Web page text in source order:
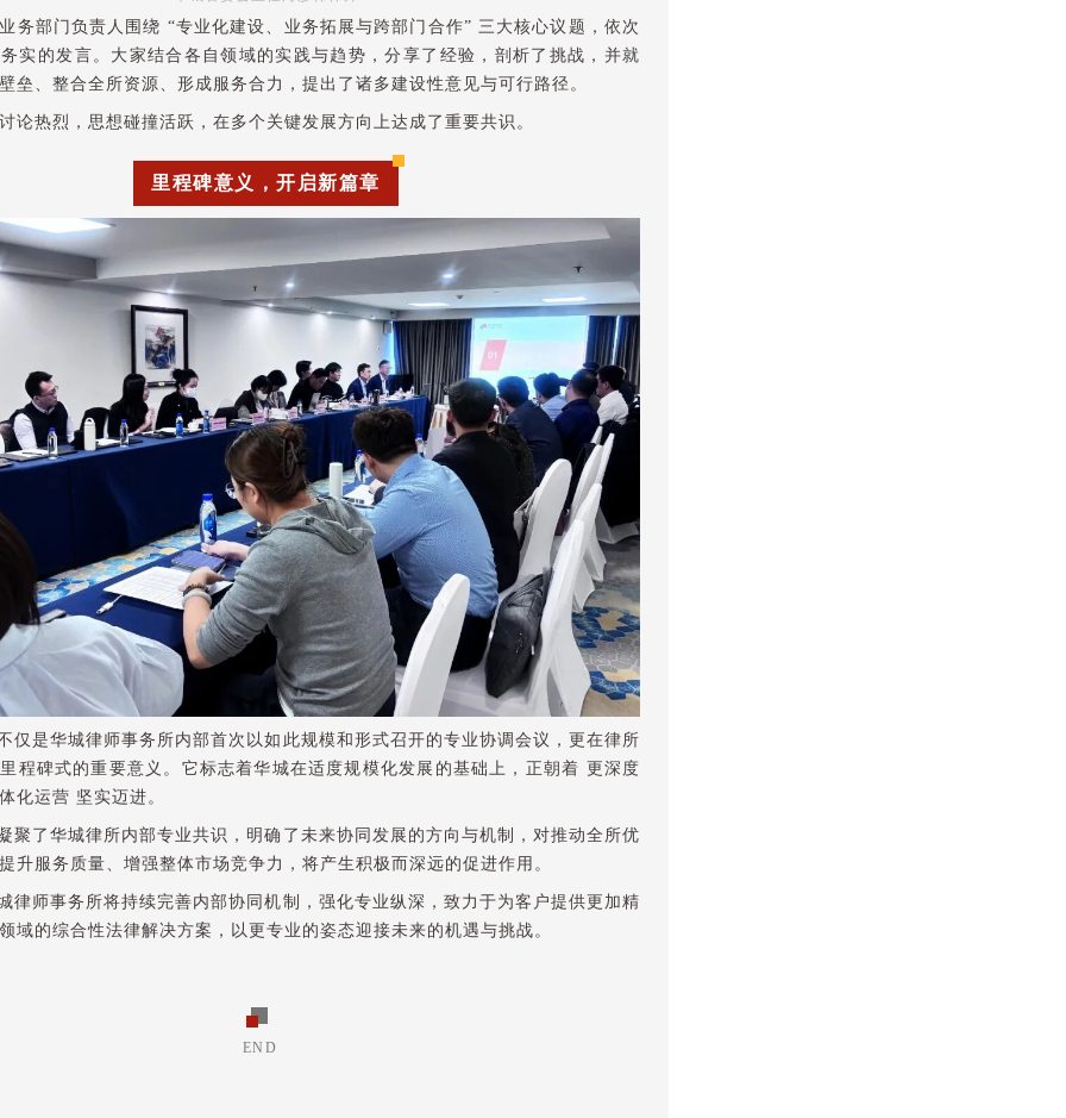
务部门负责人围绕 “专业化建设、业务拓展与跨部门合作” 三大核心议题，依次
实的发言。大家结合各自领域的实践与趋势，分享了经验，剖析了挑战，并就
垒、整合全所资源、形成服务合力，提出了诸多建设性意见与可行路径。
论热烈，思想碰撞活跃，在多个关键发展方向上达成了重要共识。
里程碑意义，开启新篇章
仅是华城律师事务所内部首次以如此规模和形式召开的专业协调会议，更在律所
程碑式的重要意义。它标志着华城在适度规模化发展的基础上，正朝着 更深度
化运营 坚实迈进。
聚了华城律所内部专业共识，明确了未来协同发展的方向与机制，对推动全所优
升服务质量、增强整体市场竞争力，将产生积极而深远的促进作用。
律师事务所将持续完善内部协同机制，强化专业纵深，致力于为客户提供更加精
域的综合性法律解决方案，以更专业的姿态迎接未来的机遇与挑战。
END